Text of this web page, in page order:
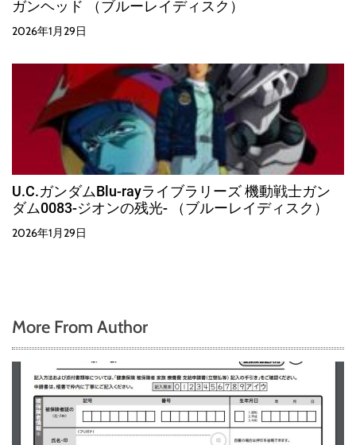
ガンヘッド （ブルーレイディスク）
2026年1月29日
U.C.ガンダムBlu-rayライブラリーズ 機動戦士ガン
ダム0083-ジオンの残光- （ブルーレイディスク）
2026年1月29日
More From Author